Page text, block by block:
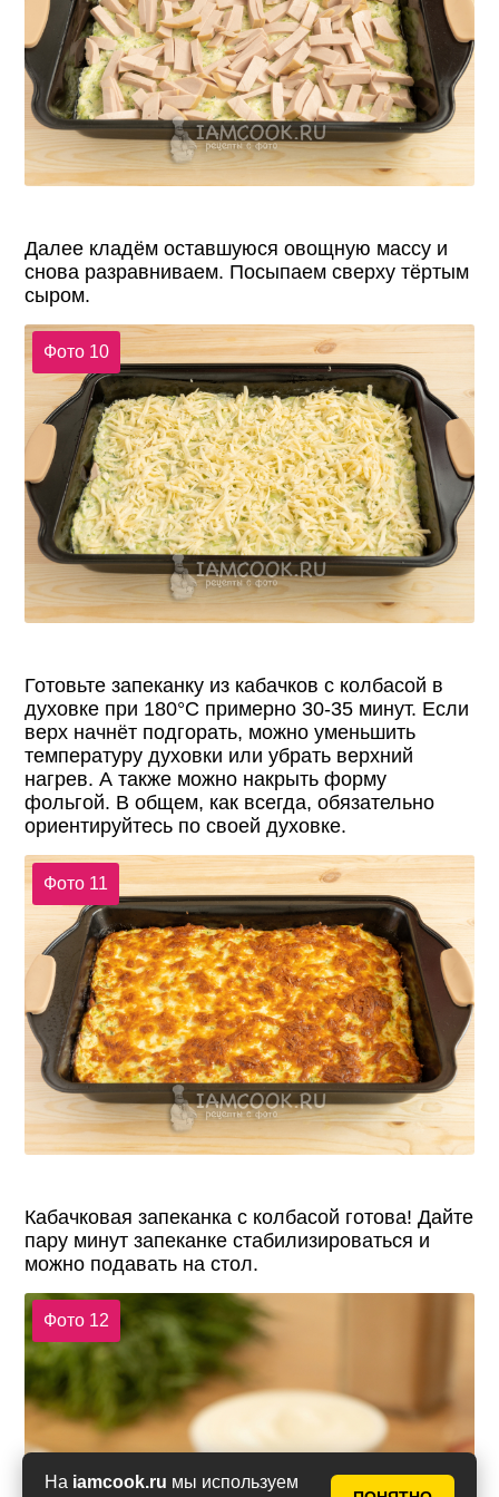
На iamcook.ru мы используем
Далее кладём оставшуюся овощную массу и
снова разравниваем. Посыпаем сверху тёртым
сыром.
Фото 10
Готовьте запеканку из кабачков с колбасой в
духовке при 180°С примерно 30-35 минут. Если
верх начнёт подгорать, можно уменьшить
температуру духовки или убрать верхний
нагрев. А также можно накрыть форму
фольгой. В общем, как всегда, обязательно
ориентируйтесь по своей духовке.
Фото 11
Кабачковая запеканка с колбасой готова! Дайте
пару минут запеканке стабилизироваться и
можно подавать на стол.
Фото 12